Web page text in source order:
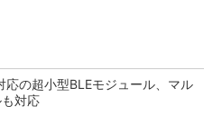
の超小型BLEモジュール、マル
対応